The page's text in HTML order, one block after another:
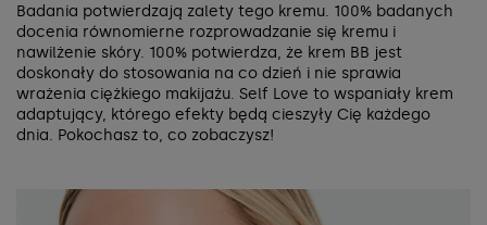
Badania potwierdzają zalety tego kremu. 100% badanych
docenia równomierne rozprowadzanie się kremu i
nawilżenie skóry. 100% potwierdza, że krem BB jest
doskonały do stosowania na co dzień i nie sprawia
wrażenia ciężkiego makijażu. Self Love to wspaniały krem
adaptujący, którego efekty będą cieszyły Cię każdego
dnia. Pokochasz to, co zobaczysz!